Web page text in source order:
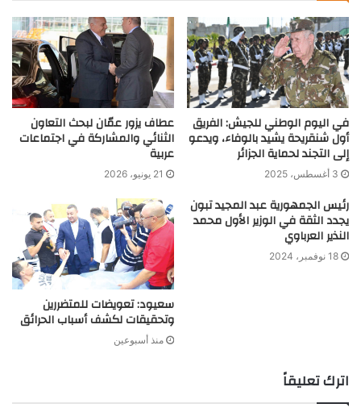
في اليوم الوطني للجيش: الفريق
أول شنقريحة يشيد بالوفاء، ويدعو
إلى التجند لحماية الجزائر
3 أغسطس، 2025
عطاف يزور عمّان لبحث التعاون
الثنائي والمشاركة في اجتماعات
عربية
21 يونيو، 2026
رئيس الجمهورية عبد المجيد تبون
يجدد الثقة في الوزير الأول محمد
النذير العرباوي
18 نوفمبر، 2024
سعيود: تعويضات للمتضررين
وتحقيقات لكشف أسباب الحرائق
منذ أسبوعين
اترك تعليقاً